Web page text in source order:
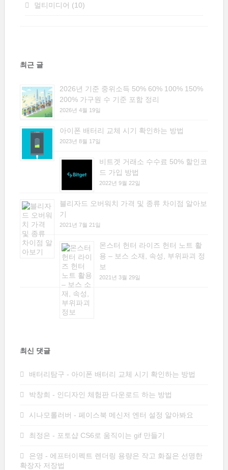
멀티미디어 (10)
최근 글
2026년 기준 중위소득 50% 60% 100% 150%
200% 가구원 수 기준 포함 정리
2026년 4월 19일
아이폰 배터리 교체 시기 확인하는 방법
2023년 8월 17일
비트겟 거래소 수수료 50% 할인코
드 가입 방법
2022년 9월 22일
블리자드 오버워치 가격 및 종류 차이점 알아보
기
2021년 7월 21일
몬스터 헌터 라이즈 헌터 노트 활
용 – 보스 소재, 속성, 부위파괴 정
보
2021년 3월 29일
최신 댓글
배터리탐구 - 아이폰 배터리 교체 시기 확인하는 방법
박창희 - 인디자인 체험판 다운로드 하는 방법
시나모롤러버 - 페이스북 메신저 엔터 설정 알아봐요
최정은 - 포토샵 CS6로 움직이는 gif 만들기
은영 - 에프터이펙트 렌더링 용량은 작고 화질은 선명한
확장자 저장법